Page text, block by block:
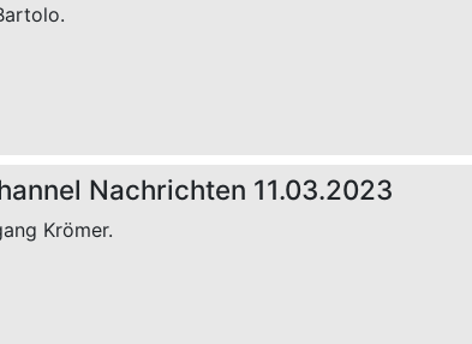
Nachrichten 11.03.2023
Krömer.